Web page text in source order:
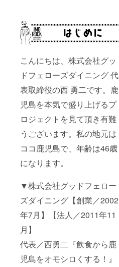
こんにちは、株式会社グッ
ドフェローズダイニング 代
表取締役の西 勇二です。鹿
児島を本気で盛り上げるプ
ロジェクトを見て頂き有難
うございます。私の地元は
ココ鹿児島で、年齢は46歳
になります。
▼株式会社グッドフェロー
ズダイニング【創業／2002
年7月】【法人／2011年11
月】
代表／西勇二『飲食から鹿
児島をオモシロくする！』